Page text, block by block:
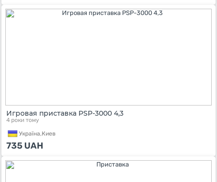
Игровая приставка PSP-3000 4,3
4 роки тому
Україна,Киев
735 UAH